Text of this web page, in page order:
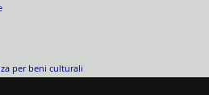
per beni culturali